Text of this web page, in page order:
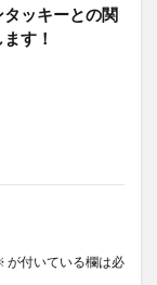
ッキーとの関
す！
が付いている欄は必